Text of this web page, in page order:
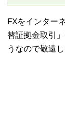
FXをインター
替証拠金取引
うなので敬遠